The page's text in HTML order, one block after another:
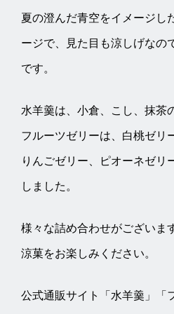
夏の澄んだ青空をイメージし
ージで、見た目も涼しげなの
です。
水羊羹は、小倉、こし、抹茶
フルーツゼリーは、白桃ゼリ
りんごゼリー、ピオーネゼリ
しました。
様々な詰め合わせがございま
涼菓をお楽しみください。
公式通販サイト「水羊羹」「